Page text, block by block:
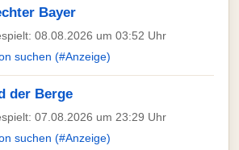
Bayer
08.08.2026 um 03:52 Uhr
suchen (#Anzeige)
der Berge
07.08.2026 um 23:29 Uhr
suchen (#Anzeige)